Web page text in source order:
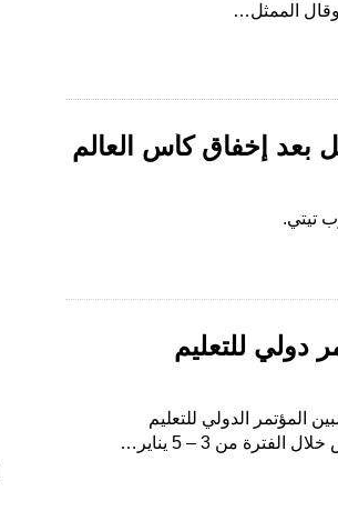
وقال الممثل…
بعد إخفاق كأس العالم
تيتي.
دولي للتعليم
المؤتمر الدولي للتعليم
من 3 – 5 يناير…